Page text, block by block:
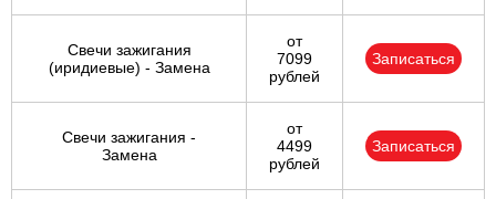
Свечи зажигания
(иридиевые) - Замена
от
7099
рублей
Записаться
Свечи зажигания -
Замена
от
4499
рублей
Записаться